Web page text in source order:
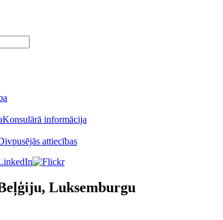
Konsulārā informācija
attiecības
Luksemburgu